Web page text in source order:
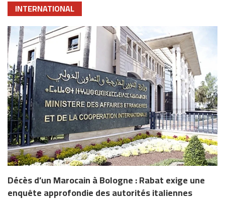
INTERNATIONAL
Décès d’un Marocain à Bologne : Rabat exige une
enquête approfondie des autorités italiennes